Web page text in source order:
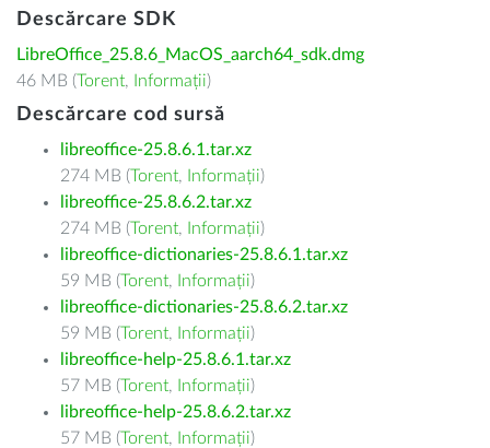
Descărcare SDK
LibreOffice_25.8.6_MacOS_aarch64_sdk.dmg
46 MB (Torent, Informații)
Descărcare cod sursă
libreoffice-25.8.6.1.tar.xz
274 MB (Torent, Informații)
libreoffice-25.8.6.2.tar.xz
274 MB (Torent, Informații)
libreoffice-dictionaries-25.8.6.1.tar.xz
59 MB (Torent, Informații)
libreoffice-dictionaries-25.8.6.2.tar.xz
59 MB (Torent, Informații)
libreoffice-help-25.8.6.1.tar.xz
57 MB (Torent, Informații)
libreoffice-help-25.8.6.2.tar.xz
57 MB (Torent, Informații)